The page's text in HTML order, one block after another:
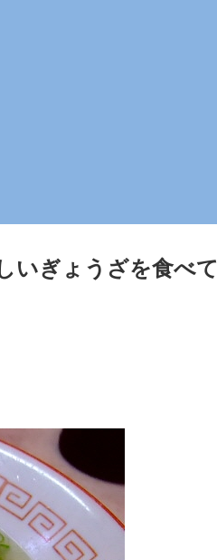
いぎょうざを食べて